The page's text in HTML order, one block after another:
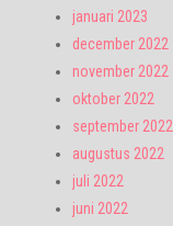
januari 2023
december 2022
november 2022
oktober 2022
september 2022
augustus 2022
juli 2022
juni 2022